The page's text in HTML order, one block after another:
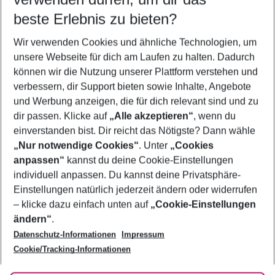
5-8 Nächte
2 Erwachsene Keine Kinder
Mehr Filter anzeigen
Footer
Footer navigation
Über uns
AGB
Bestpreisgarantie
Cookie-Einstellungen ändern
Cookie-Richtlinie
Agenturbetreuung
Barrierefreies Reisen
Folge uns
beste Erlebnis zu bieten?
Wir verwenden Cookies und ähnliche Technologien, um
unsere Webseite für dich am Laufen zu halten. Dadurch
können wir die Nutzung unserer Plattform verstehen und
verbessern, dir Support bieten sowie Inhalte, Angebote
und Werbung anzeigen, die für dich relevant sind und zu
dir passen. Klicke auf „Alle akzeptieren“, wenn du
einverstanden bist. Dir reicht das Nötigste? Dann wähle
„Nur notwendige Cookies“. Unter „Cookies
anpassen“ kannst du deine Cookie-Einstellungen
individuell anpassen. Du kannst deine Privatsphäre-
Einstellungen natürlich jederzeit ändern oder widerrufen
– klicke dazu einfach unten auf „Cookie-Einstellungen
ändern“.
Datenschutz-Informationen
Impressum
Cookie/Tracking-Informationen